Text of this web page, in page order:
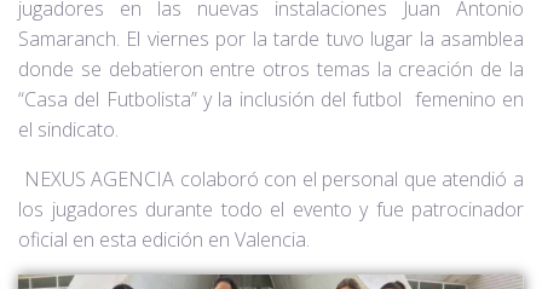
jugadores en las nuevas instalaciones Juan Antonio
Samaranch. El viernes por la tarde tuvo lugar la asamblea
donde se debatieron entre otros temas la creación de la
“Casa del Futbolista” y la inclusión del futbol femenino en
el sindicato.
NEXUS AGENCIA colaboró con el personal que atendió a
los jugadores durante todo el evento y fue patrocinador
oficial en esta edición en Valencia.